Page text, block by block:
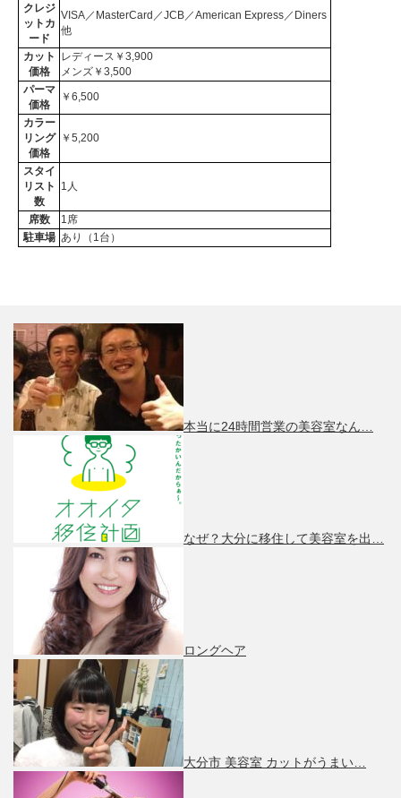
クレジ
ットカ
ード
VISA／MasterCard／JCB／American Express／Diners
他
カット
価格
レディース￥3,900
メンズ￥3,500
パーマ
価格
￥6,500
カラー
リング
価格
￥5,200
スタイ
リスト
数
1人
席数
1席
駐車場 あり（1台）
本当に24時間営業の美容室なん…
なぜ？大分に移住して美容室を出…
ロングヘア
大分市 美容室 カットがうまい…